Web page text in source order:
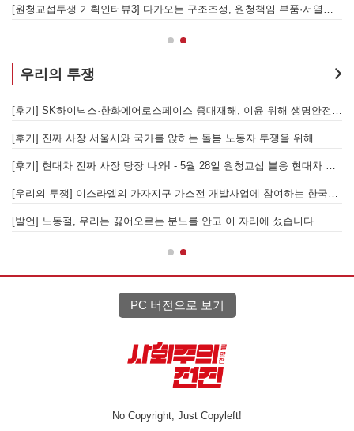
우리의 투쟁
[후기] 진짜 사장 서울시와 국가를 앉히는 돌봄 노동자 투쟁을 위해
[발언] 노동절, 우리는 끓어오르는 분노를 안고 이 자리에 섰습니다
PC 버전으로 보기
No Copyright, Just Copyleft!